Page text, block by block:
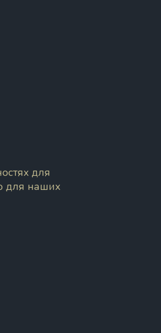
для
для наших